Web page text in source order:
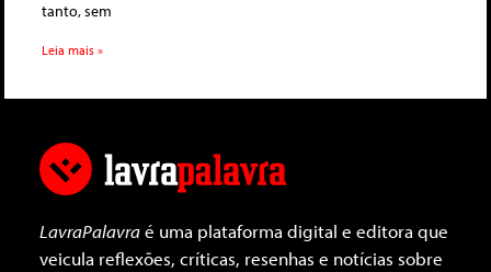
tanto, sem
Leia mais »
LavraPalavraé uma plataforma digital e editora que
veicula reflexões, críticas, resenhas e notícias sobre